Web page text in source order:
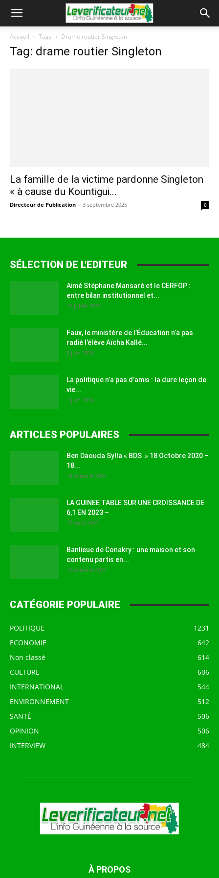
Accueil Tags Drame routier Singleton
Tag: drame routier Singleton
La famille de la victime pardonne Singleton
« à cause du Kountigui...
Directeur de Publication - 3 septembre 2025 0
SÉLECTION DE L'EDITEUR
Aimé Stéphane Mansaré et le CERFOP :
entre bilan institutionnel et...
12 juillet 2026
Faux, le ministère de l’Éducation n’a pas
radié l’élève Aïcha Kallé...
9 juin 2026
La politique n’a pas d’amis : la dure leçon de
vie...
1 juin 2026
ARTICLES POPULAIRES
Ben Daouda Sylla « BDS » 18 Octobre 2020 –
18...
18 octobre 2024
LA GUINEE TABLE SUR UNE CROISSANCE DE
6,1 EN 2023 –
17 août 2023
Banlieue de Conakry : une maison et son
contenu partis en...
16 octobre 2024
CATÉGORIE POPULAIRE
POLITIQUE
1231
ECONOMIE
642
Non classé
614
CULTURE
606
INTERNATIONAL
544
ENVIRONNEMENT
512
SANTÉ
506
OPINION
506
INTERVIEW
484
À PROPOS